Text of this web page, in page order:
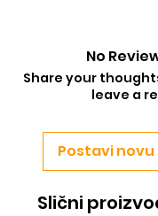
No
Share your
leave a
Postavi
Slični